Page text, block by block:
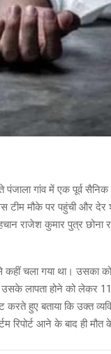
गांव में एक पूर्व सैनिक
टीम मौके पर पहुंची और
राजेश कुमार पुत्र छोना
चला गया था। उसका
उसके लापता होने को लेकर
करते हुए बताया कि उक्त
रिपोर्ट आने के बाद ही मौत